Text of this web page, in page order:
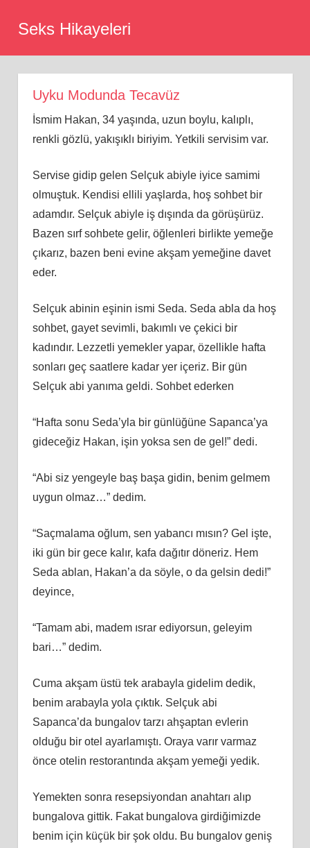
Seks Hikayeleri
Uyku Modunda Tecavüz
İsmim Hakan, 34 yaşında, uzun boylu, kalıplı,
renkli gözlü, yakışıklı biriyim. Yetkili servisim var.
Servise gidip gelen Selçuk abiyle iyice samimi
olmuştuk. Kendisi ellili yaşlarda, hoş sohbet bir
adamdır. Selçuk abiyle iş dışında da görüşürüz.
Bazen sırf sohbete gelir, öğlenleri birlikte yemeğe
çıkarız, bazen beni evine akşam yemeğine davet
eder.
Selçuk abinin eşinin ismi Seda. Seda abla da hoş
sohbet, gayet sevimli, bakımlı ve çekici bir
kadındır. Lezzetli yemekler yapar, özellikle hafta
sonları geç saatlere kadar yer içeriz. Bir gün
Selçuk abi yanıma geldi. Sohbet ederken
“Hafta sonu Seda’yla bir günlüğüne Sapanca’ya
gideceğiz Hakan, işin yoksa sen de gel!” dedi.
“Abi siz yengeyle baş başa gidin, benim gelmem
uygun olmaz…” dedim.
“Saçmalama oğlum, sen yabancı mısın? Gel işte,
iki gün bir gece kalır, kafa dağıtır döneriz. Hem
Seda ablan, Hakan’a da söyle, o da gelsin dedi!”
deyince,
“Tamam abi, madem ısrar ediyorsun, geleyim
bari…” dedim.
Cuma akşam üstü tek arabayla gidelim dedik,
benim arabayla yola çıktık. Selçuk abi
Sapanca’da bungalov tarzı ahşaptan evlerin
olduğu bir otel ayarlamıştı. Oraya varır varmaz
önce otelin restorantında akşam yemeği yedik.
Yemekten sonra resepsiyondan anahtarı alıp
bungalova gittik. Fakat bungalova girdiğimizde
benim için küçük bir şok oldu. Bu bungalov geniş